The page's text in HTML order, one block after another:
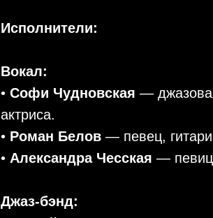
Исполнители:
Вокал:
•⁠ ⁠Софи Чудновская —
актриса.
•⁠ ⁠Роман Белов — певец,
•⁠ ⁠Александра Чесская —
Джаз-бэнд: